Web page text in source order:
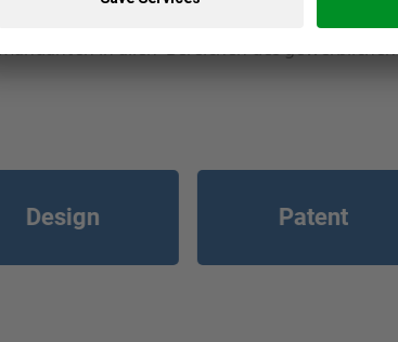
Deutschlands auf dem Gebiet des IP-
in allen Bereichen des gewerblichen
Design Patent